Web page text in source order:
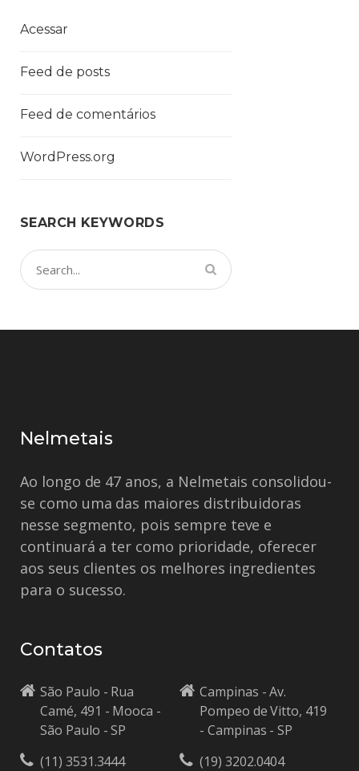
Acessar
Feed de posts
Feed de comentários
WordPress.org
SEARCH KEYWORDS
Nelmetais
Ao longo de 47 anos, a Nelmetais consolidou-
se como uma das maiores distribuidoras
nesse segmento, pois sempre teve e
continuará a ter como prioridade, oferecer
aos seus clientes os melhores ingredientes
para o sucesso.
Contatos
São Paulo - Rua
Camé, 491 - Mooca -
São Paulo - SP
(11) 3531.3444
Campinas - Av.
Pompeo de Vitto, 419
- Campinas - SP
(19) 3202.0404